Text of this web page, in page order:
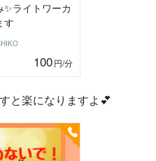
ライトワーカ
す
100円/分
と楽になりますよ💕